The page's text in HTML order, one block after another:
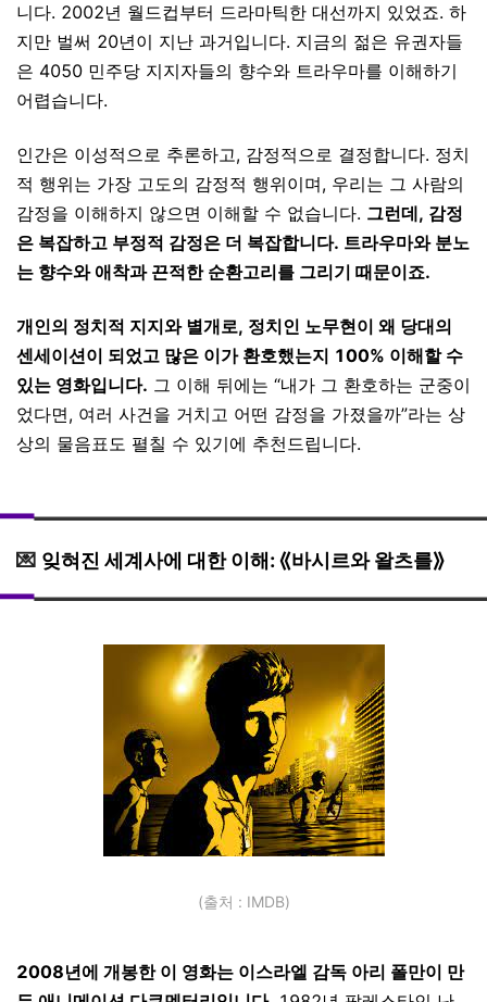
니다. 2002년 월드컵부터 드라마틱한 대선까지 있었죠. 하
지만 벌써 20년이 지난 과거입니다. 지금의 젊은 유권자들
은 4050 민주당 지지자들의 향수와 트라우마를 이해하기
어렵습니다.
인간은 이성적으로 추론하고, 감정적으로 결정합니다. 정치
적 행위는 가장 고도의 감정적 행위이며, 우리는 그 사람의
감정을 이해하지 않으면 이해할 수 없습니다. 그런데, 감정
은 복잡하고 부정적 감정은 더 복잡합니다. 트라우마와 분노
는 향수와 애착과 끈적한 순환고리를 그리기 때문이죠.
개인의 정치적 지지와 별개로, 정치인 노무현이 왜 당대의
센세이션이 되었고 많은 이가 환호했는지 100% 이해할 수
있는 영화입니다. 그 이해 뒤에는 “내가 그 환호하는 군중이
었다면, 여러 사건을 거치고 어떤 감정을 가졌을까”라는 상
상의 물음표도 펼칠 수 있기에 추천드립니다.
💌 잊혀진 세계사에 대한 이해: ⟪바시르와 왈츠를⟫
(출처 : IMDB)
2008년에 개봉한 이 영화는 이스라엘 감독 아리 폴만이 만